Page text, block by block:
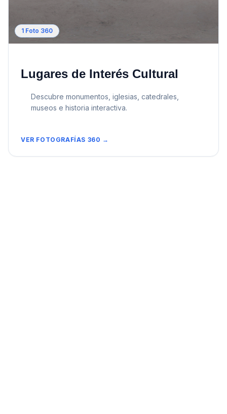
1 Foto 360
Lugares de Interés Cultural
Descubre monumentos, iglesias, catedrales,
museos e historia interactiva.
VER FOTOGRAFÍAS 360 →